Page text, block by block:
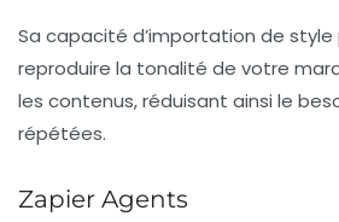
Sa capacité d’importation de
reproduire la tonalité de votre
les contenus, réduisant ainsi le
répétées.
Zapier Agents